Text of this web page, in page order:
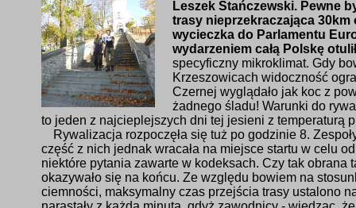
Leszek Stańczewski. Pewne
trasy nieprzekraczająca 30km
wycieczka do Parlamentu
wydarzeniem całą Polskę
specyficzny mikroklimat. Gdy
Krzeszowicach widoczność
Czernej wyglądało jak koc z
żadnego śladu! Warunki do
to jeden z najcieplejszych dni tej jesieni z temperaturą
Rywalizacja rozpoczęła się tuż po godzinie 8.
część z nich jednak wracała na miejsce startu w celu
niektóre pytania zawarte w kodeksach. Czy tak obrana
okazywało się na końcu. Ze względu bowiem na
ciemności, maksymalny czas przejścia trasy ustalono